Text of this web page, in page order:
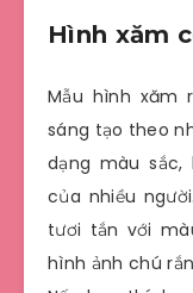
Hình xăm
Mẫu hình xăm
sáng tạo theo
dạng màu
của nhiều
tươi tắn với
hình ảnh chú